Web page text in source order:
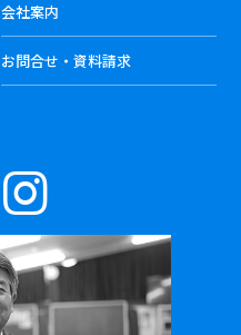
会社案内
お問合せ・資料請求